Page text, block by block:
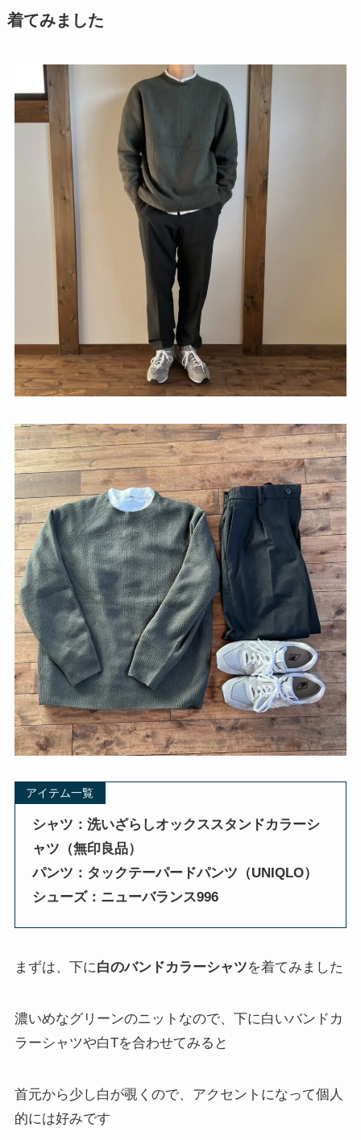
着てみました
アイテム一覧
シャツ：洗いざらしオックススタンドカラーシ
ャツ（無印良品）
パンツ：タックテーパードパンツ（UNIQLO）
シューズ：ニューバランス996
まずは、下に白のバンドカラーシャツを着てみました
濃いめなグリーンのニットなので、下に白いバンドカ
ラーシャツや白Tを合わせてみると
首元から少し白が覗くので、アクセントになって個人
的には好みです